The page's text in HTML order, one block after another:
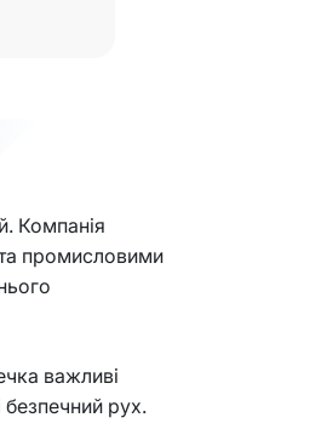
Компанія
промисловими
важливі
рух.